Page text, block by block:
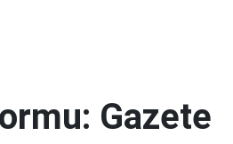
Gazete